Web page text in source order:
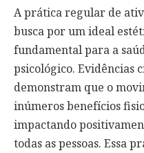
A prática regular de
busca por um ideal
fundamental para a
psicológico. Evidências
demonstram que o
inúmeros benefícios
impactando
todas as pessoas. Essa